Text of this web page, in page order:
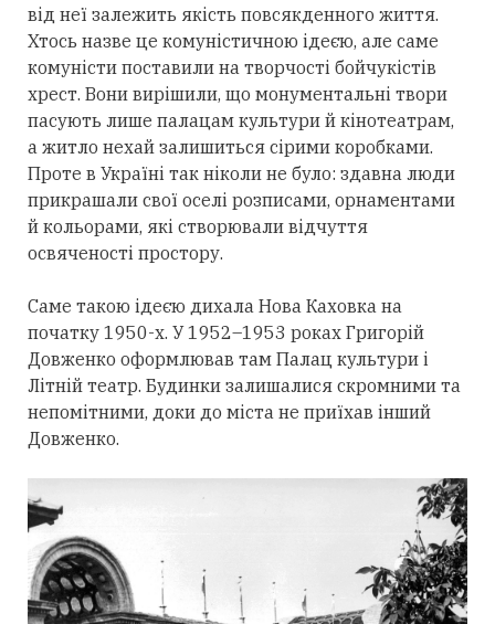
від неї залежить якість повсякденного життя.
Хтось назве це комуністичною ідеєю, але саме
комуністи поставили на творчості бойчукістів
хрест. Вони вирішили, що монументальні твори
пасують лише палацам культури й кінотеатрам,
а житло нехай залишиться сірими коробками.
Проте в Україні так ніколи не було: здавна люди
прикрашали свої оселі розписами, орнаментами
й кольорами, які створювали відчуття
освяченості простору.
Саме такою ідеєю дихала Нова Каховка на
початку 1950-х. У 1952–1953 роках Григорій
Довженко оформлював там Палац культури і
Літній театр. Будинки залишалися скромними та
непомітними, доки до міста не приїхав інший
Довженко.